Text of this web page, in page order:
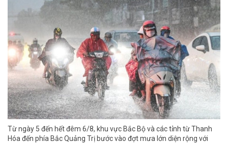
Từ ngày 5 đến hết đêm 6/8, khu vực Bắc Bộ và các tỉnh từ Thanh
Hóa đến phía Bắc Quảng Trị bước vào đợt mưa lớn diện rộng với